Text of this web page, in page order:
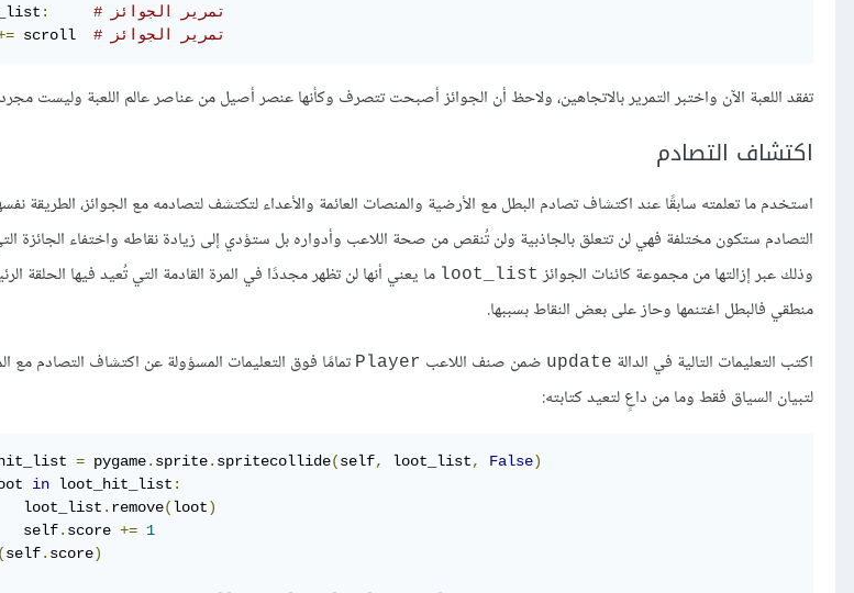
:
# تمرير الجوائز
scroll # تمرير الجوائز
تفقد اللعبة الآن واختبر التمرير بالاتجاهين، ولاحظ أن الجوائز أصبحت تتصرف وكأنها عنصر أصيل من عناصر عالم اللعبة وليست
اكتشاف التصادم
استخدم ما تعلمته سابقًا عند اكتشاف تصادم البطل مع الأرضية والمنصات العائمة والأعداء لتكتشف لتصادمه مع الجوائز، الطريقة نفسها
التصادم ستكون مختلفة فهي لن تتعلق بالجاذبية ولن تُنقص من صحة اللاعب وأدواره بل ستؤدي إلى زيادة نقاطه واختفاء الجائزة
وذلك عبر إزالتها من مجموعة كائنات الجوائز loot_list ما يعني أنها لن تظهر مجددًا في المرة القادمة التي تُعيد فيها الحلقة
منطقي فالبطل اغتنمها وحاز على بعض النقاط بسببها.
اكتب التعليمات التالية في الدالة update ضمن صنف اللاعب Player تمامًا فوق التعليمات المسؤولة عن اكتشاف التصادم مع
لتبيان السياق فقط وما من داعٍ لتعيد كتابته:
= pygame. sprite. spritecollide(self, loot_list, False)
in loot_hit_list :
loot_list
. remove(loot)
self
. score += 1
(self. score)